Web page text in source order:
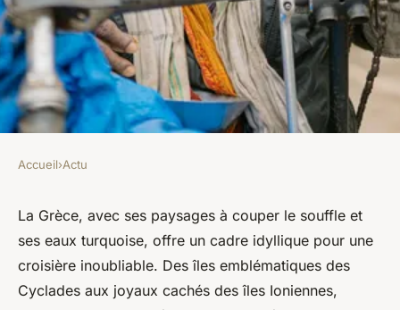
Où faire une croisière en
grèce : explorez les plus belles
îles
Accueil›Actu
La Grèce, avec ses paysages à couper le souffle et
ses eaux turquoise, offre un cadre idyllique pour une
croisière inoubliable. Des îles emblématiques des
Cyclades aux joyaux cachés des îles Ioniennes,